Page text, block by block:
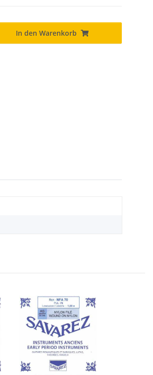
In den Warenkorb